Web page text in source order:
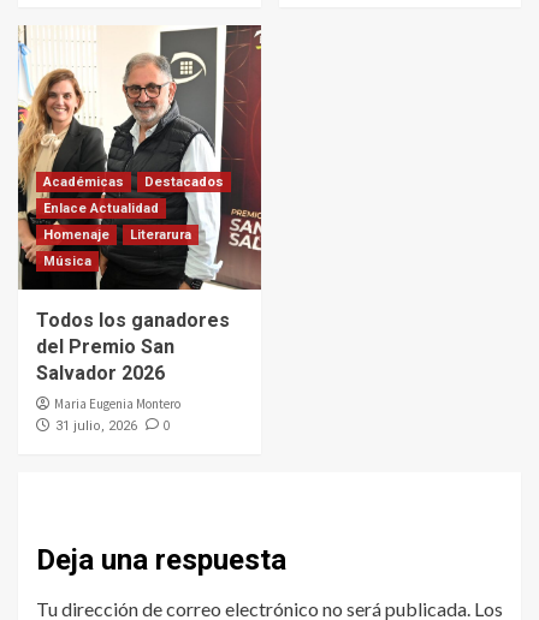
Académicas
Destacados
Enlace Actualidad
Homenaje
Literarura
Música
Todos los ganadores
del Premio San
Salvador 2026
Maria Eugenia Montero
31 julio, 2026 0
Deja una respuesta
Tu dirección de correo electrónico no será publicada. Los